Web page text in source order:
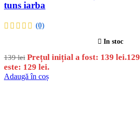
tuns iarba
(0)
In stoc
139lei Prețul inițial a fost: 139 lei.129
este: 129 lei.
Adaugă în coș